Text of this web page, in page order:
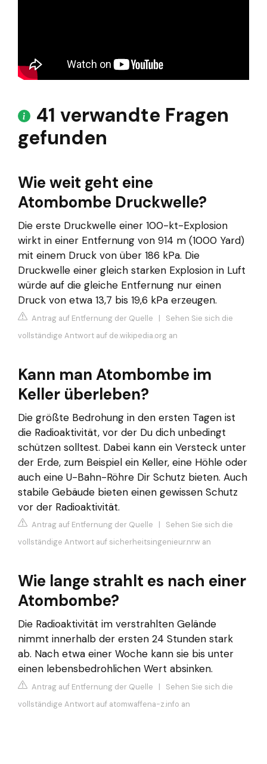
41 verwandte Fragen
gefunden
Wie weit geht eine
Atombombe Druckwelle?
Die erste Druckwelle einer 100-kt-Explosion
wirkt in einer Entfernung von 914 m (1000 Yard)
mit einem Druck von über 186 kPa. Die
Druckwelle einer gleich starken Explosion in Luft
würde auf die gleiche Entfernung nur einen
Druck von etwa 13,7 bis 19,6 kPa erzeugen.
Antrag auf Entfernung der Quelle | Sehen Sie sich die
vollständige Antwort auf de.wikipedia.org an
Kann man Atombombe im
Keller überleben?
Die größte Bedrohung in den ersten Tagen ist
die Radioaktivität, vor der Du dich unbedingt
schützen solltest. Dabei kann ein Versteck unter
der Erde, zum Beispiel ein Keller, eine Höhle oder
auch eine U-Bahn-Röhre Dir Schutz bieten. Auch
stabile Gebäude bieten einen gewissen Schutz
vor der Radioaktivität.
Antrag auf Entfernung der Quelle | Sehen Sie sich die
vollständige Antwort auf sicherheitsingenieur.nrw an
Wie lange strahlt es nach einer
Atombombe?
Die Radioaktivität im verstrahlten Gelände
nimmt innerhalb der ersten 24 Stunden stark
ab. Nach etwa einer Woche kann sie bis unter
einen lebensbedrohlichen Wert absinken.
Antrag auf Entfernung der Quelle | Sehen Sie sich die
vollständige Antwort auf atomwaffena-z.info an